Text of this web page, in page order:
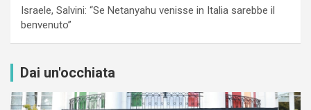
Israele, Salvini: “Se Netanyahu venisse in Italia sarebbe il
benvenuto”
Dai un'occhiata